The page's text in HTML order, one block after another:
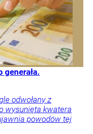
generała.
odwołany z
wysunięta kwatera
powodów tej